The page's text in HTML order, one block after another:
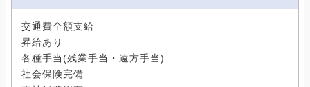
交通費全額支給
昇給あり
各種手当(残業手当・遠方手当)
社会保険完備